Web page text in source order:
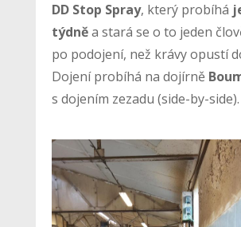
DD Stop Spray, který probíhá
týdněa stará se o to jeden
po podojení, než krávy opustí
Dojení probíhá na dojírně
s dojením zezadu (side-by-side).